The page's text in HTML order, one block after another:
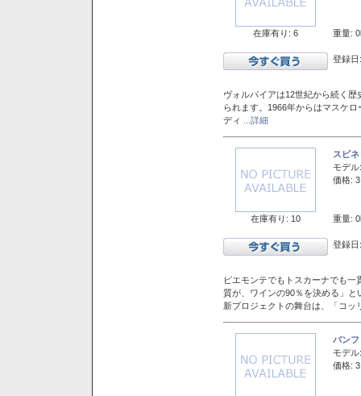
在庫有り: 6 重量:
登録
ヴォルパイアは12世紀から続く
られます。1966年からはマスケ
ディ
...詳細
在庫有り: 10
スピ
モデル:
価格:
重量:
登録
ピエモンテでもトスカーナでも
質が、ワインの90％を決める」
新プロジェクトの舞台は、「コ
バン
モデル:
価格: